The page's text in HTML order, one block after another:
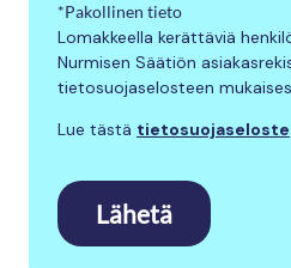
*Pakollinen tieto
Lomakkeella kerättäviä
Nurmisen Säätiön
tietosuojaselosteen
Lue tästä tietosuojaseloste
Lähetä